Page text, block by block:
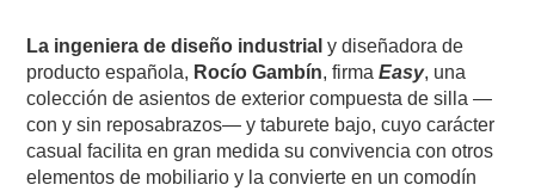
La ingeniera de diseño industrial y diseñadora de
producto española, Rocío Gambín, firmaEasy, una
colección de asientos de exterior compuesta de silla —
con y sin reposabrazos— y taburete bajo, cuyo carácter
casual facilita en gran medida su convivencia con otros
elementos de mobiliario y la convierte en un comodín